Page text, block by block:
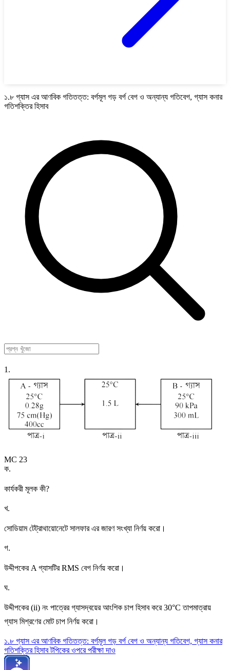
১.৮ গ্যাস এর আণবিক গতিতত্ত: বর্গমূল গড় বর্গ বেগ ও অন্যান্য গতিবেগ, গ্যাস কনার
গতিশক্তির হিসাব
1.
MC 23
ক.
কার্যকরী মূলক কী?
খ.
সোডিয়াম টেট্রাথায়োনেটে সালফার এর জারণ সংখ্যা নির্ণয় করো।
গ.
উদ্দীপকের A গ্যাসটির RMS বেগ নির্ণয় করো।
ঘ.
উদ্দীপকের (ii) নং পাত্রের গ্যাসদ্বয়ের আংশিক চাপ হিসাব করে 30°C তাপমাত্রায়
গ্যাস মিশ্রণের মোট চাপ নির্ণয় করো।
১.৮ গ্যাস এর আণবিক গতিতত্ত: বর্গমূল গড় বর্গ বেগ ও অন্যান্য গতিবেগ, গ্যাস কনার
গতিশক্তির হিসাব টপিকের ওপরে পরীক্ষা দাও